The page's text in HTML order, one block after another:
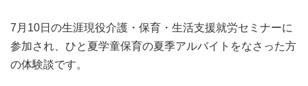
7月10日の生涯現役介護・保育・生活支援就労セミナーに
参加され、ひと夏学童保育の夏季アルバイトをなさった方
の体験談です。